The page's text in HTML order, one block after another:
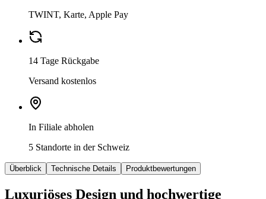
TWINT, Karte, Apple Pay
14 Tage Rückgabe
Versand kostenlos
In Filiale abholen
5 Standorte in der Schweiz
Überblick Technische Details Produktbewertungen
Luxuriöses Design und hochwertige